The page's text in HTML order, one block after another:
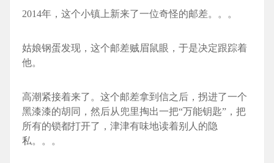
2014年，这个小镇上新来了一位奇怪的邮差。。。
姑娘钢蛋发现，这个邮差贼眉鼠眼，于是决定跟踪着
他。
高潮紧接着来了。这个邮差拿到信之后，拐进了一个
黑漆漆的胡同，然后从兜里掏出一把“万能钥匙”，把
所有的锁都打开了，津津有味地读着别人的隐
私。。。